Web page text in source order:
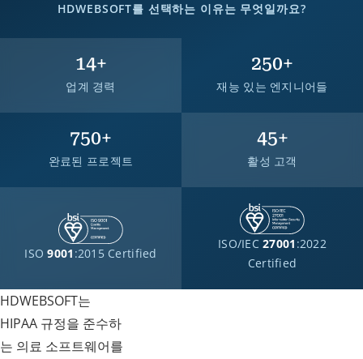
HDWEBSOFT를 선택하는 이유는 무엇일까요?
14+
업계 경력
250+
재능 있는 엔지니어들
750+
완료된 프로젝트
45+
활성 고객
ISO9001 :2015 Certified
ISO/IEC27001 :2022
Certified
HDWEBSOFT는
HIPAA 규정을 준수하
는 의료 소프트웨어를